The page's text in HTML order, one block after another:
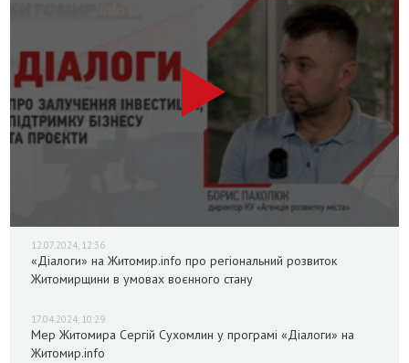
12.07.2024, 12:36
«Діалоги» на Житомир.info про регіональний розвиток
Житомирщини в умовах воєнного стану
17.04.2024, 10:29
Мер Житомира Сергій Сухомлин у програмі «Діалоги» на
Житомир.info